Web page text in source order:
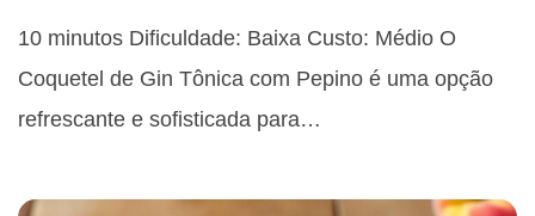
10 minutos Dificuldade: Baixa Custo: Médio O
Coquetel de Gin Tônica com Pepino é uma opção
refrescante e sofisticada para…